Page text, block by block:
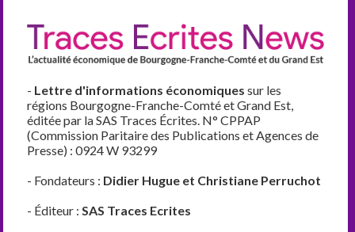
- Lettre d'informations économiques sur les
régions Bourgogne-Franche-Comté et Grand Est,
éditée par la SAS Traces Écrites. N° CPPAP
(Commission Paritaire des Publications et Agences de
Presse) : 0924 W 93299
- Fondateurs : Didier Hugue et Christiane Perruchot
- Éditeur :SAS Traces Ecrites